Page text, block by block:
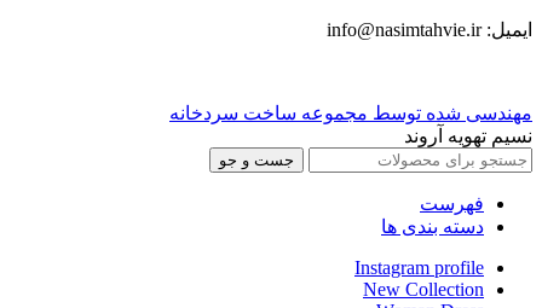
ایمیل: info@nasimtahvie.ir
مهندسی شده توسط مجموعه ساخت سردخانه
نسیم تهویه آروند
جست و جو
فهرست
دسته بندی ها
Instagram profile
New Collection